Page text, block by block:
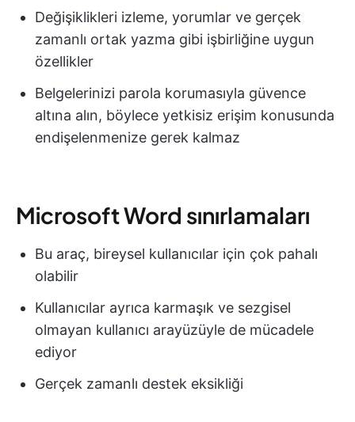
Değişiklikleri izleme, yorumlar ve gerçek
zamanlı ortak yazma gibi işbirliğine uygun
özellikler
Belgelerinizi parola korumasıyla güvence
altına alın, böylece yetkisiz erişim konusunda
endişelenmenize gerek kalmaz
Microsoft Word sınırlamaları
Bu araç, bireysel kullanıcılar için çok pahalı
olabilir
Kullanıcılar ayrıca karmaşık ve sezgisel
olmayan kullanıcı arayüzüyle de mücadele
ediyor
Gerçek zamanlı destek eksikliği